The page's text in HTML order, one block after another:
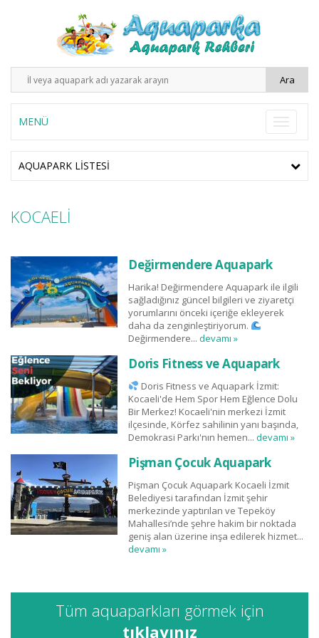
MENÜ
AQUAPARK LISTESI
KOCAELİ
Değirmendere Aquapark
Harika! Değirmendere Aquapark ile ilgili
sağladığınız güncel bilgileri ve ziyaretçi
yorumlarını önceki içeriğe ekleyerek
daha da zenginleştiriyorum.
Değirmendere... devamı »
Doris Fitness ve Aquapark
Doris Fitness ve Aquapark İzmit:
Kocaeli'de Hem Spor Hem Eğlence Dolu
Bir Merkez! Kocaeli'nin merkezi İzmit
ilçesinde, Körfez sahilinin yanı başında,
Demokrasi Parkı'nın hemen... devamı »
Pişman Çocuk Aquapark
Pişman Çocuk Aquapark Kocaeli İzmit
Belediyesi tarafından İzmit şehir
merkezinde yaptırılan ve Tepeköy
Mahallesi’nde şehre hakim bir noktada
geniş alan üzerine inşa edilerek hizmet...
devamı »
Tüm aquaparkları görmek için
tıklayınız